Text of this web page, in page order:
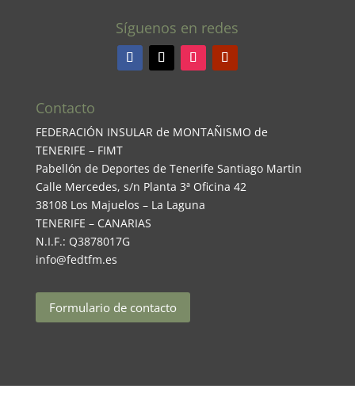
Síguenos en redes
Contacto
FEDERACIÓN INSULAR de MONTAÑISMO de
TENERIFE – FIMT
Pabellón de Deportes de Tenerife Santiago Martin
Calle Mercedes, s/n Planta 3ª Oficina 42
38108 Los Majuelos – La Laguna
TENERIFE – CANARIAS
N.I.F.: Q3878017G
info@fedtfm.es
Formulario de contacto